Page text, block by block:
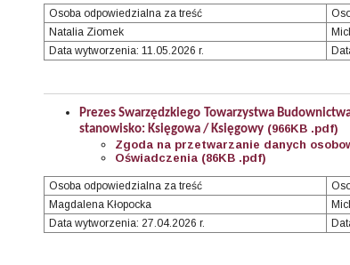
Osoba odpowiedzialna za treść
Natalia Ziomek
Data wytworzenia: 11.05.2026 r.
Prezes Swarzędzkiego Towarzystwa
stanowisko: Księgowa / Księgowy (966KB .pdf)
Zgoda na przetwarzanie danych
Oświadczenia (86KB .pdf)
Osoba odpowiedzialna za treść
Magdalena Kłopocka
Data wytworzenia: 27.04.2026 r.